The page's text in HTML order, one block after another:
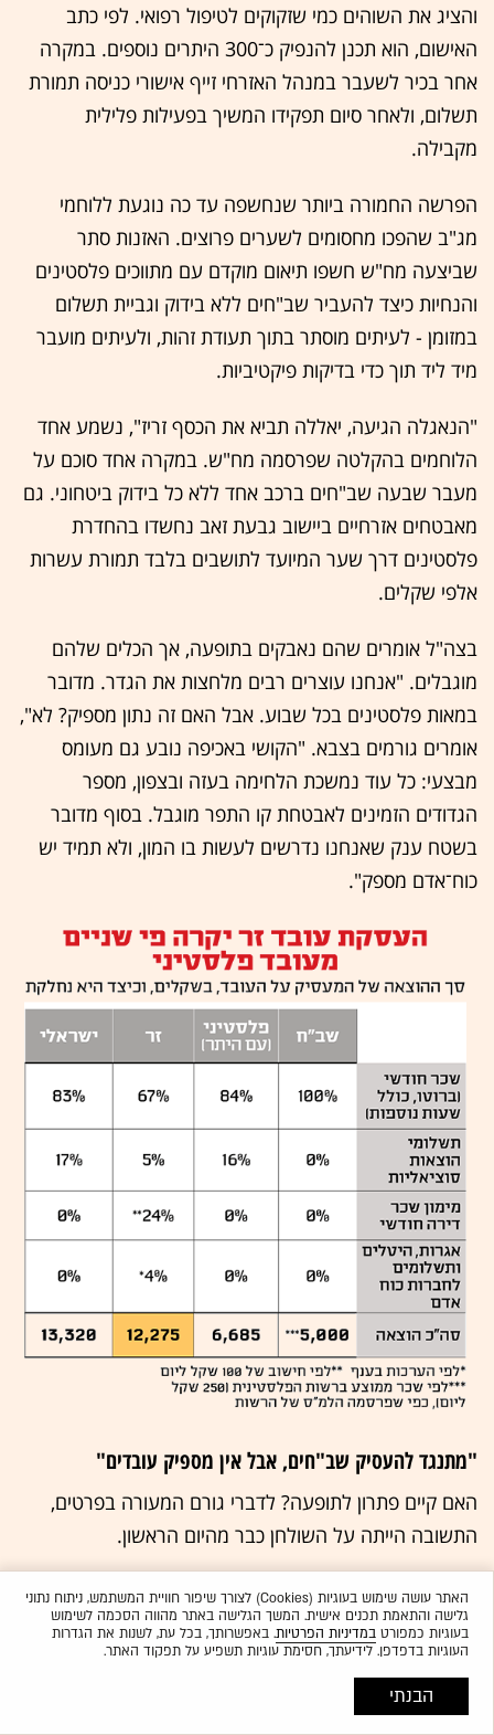
והציג את השוהים כמי שזקוקים לטיפול רפואי. לפי כתב
האישום, הוא תכנן להנפיק כ־300 היתרים נוספים. במקרה
אחר בכיר לשעבר במנהל האזרחי זייף אישורי כניסה תמורת
תשלום, ולאחר סיום תפקידו המשיך בפעילות פלילית
מקבילה.
הפרשה החמורה ביותר שנחשפה עד כה נוגעת ללוחמי
מג"ב שהפכו מחסומים לשערים פרוצים. האזנות סתר
שביצעה מח"ש חשפו תיאום מוקדם עם מתווכים פלסטינים
והנחיות כיצד להעביר שב"חים ללא בידוק וגביית תשלום
במזומן - לעיתים מוסתר בתוך תעודת זהות, ולעיתים מועבר
מיד ליד תוך כדי בדיקות פיקטיביות.
"הנאגלה הגיעה, יאללה תביא את הכסף זריז", נשמע אחד
הלוחמים בהקלטה שפרסמה מח"ש. במקרה אחד סוכם על
מעבר שבעה שב"חים ברכב אחד ללא כל בידוק ביטחוני. גם
מאבטחים אזרחיים ביישוב גבעת זאב נחשדו בהחדרת
פלסטינים דרך שער המיועד לתושבים בלבד תמורת עשרות
אלפי שקלים.
בצה"ל אומרים שהם נאבקים בתופעה, אך הכלים שלהם
מוגבלים. "אנחנו עוצרים רבים מלחצות את הגדר. מדובר
במאות פלסטינים בכל שבוע. אבל האם זה נתון מספיק? לא",
אומרים גורמים בצבא. "הקושי באכיפה נובע גם מעומס
מבצעי: כל עוד נמשכת הלחימה בעזה ובצפון, מספר
הגדודים הזמינים לאבטחת קו התפר מוגבל. בסוף מדובר
בשטח ענק שאנחנו נדרשים לעשות בו המון, ולא תמיד יש
כוח־אדם מספק".
"מתנגד להעסיק שב"חים, אבל אין מספיק עובדים"
האם קיים פתרון לתופעה? לדברי גורם המעורה בפרטים,
התשובה הייתה על השולחן כבר מהיום הראשון.
עוד בתחילת המלחמה במערכת הביטחון הציעו מסלול
חלופי: לאפשר לפועלים פלסטינים להיכנס לעבודה, אך תחת
פיקוח מחמיר שכולל כניסה דרך מחסום ביומטרי בבוקר,
יציאה ביומטרית בסוף היום וחובת חזרה לבתיהם בכל לילה.
המטרה הייתה לייצר מנגנון שמאפשר מצד אחד המשך קיום
האתר עושה שימוש בעוגיות (Cookies) לצורך שיפור חוויית המשתמש, ניתוח נתוני
גלישה והתאמת תכנים אישית. המשך הגלישה באתר מהווה הסכמה לשימוש
בעוגיות כמפורטבמדיניות הפרטיות. באפשרותך, בכל עת, לשנות את הגדרות
העוגיות בדפדפן. לידיעתך, חסימת עוגיות תשפיע על תפקוד האתר.
הבנתי